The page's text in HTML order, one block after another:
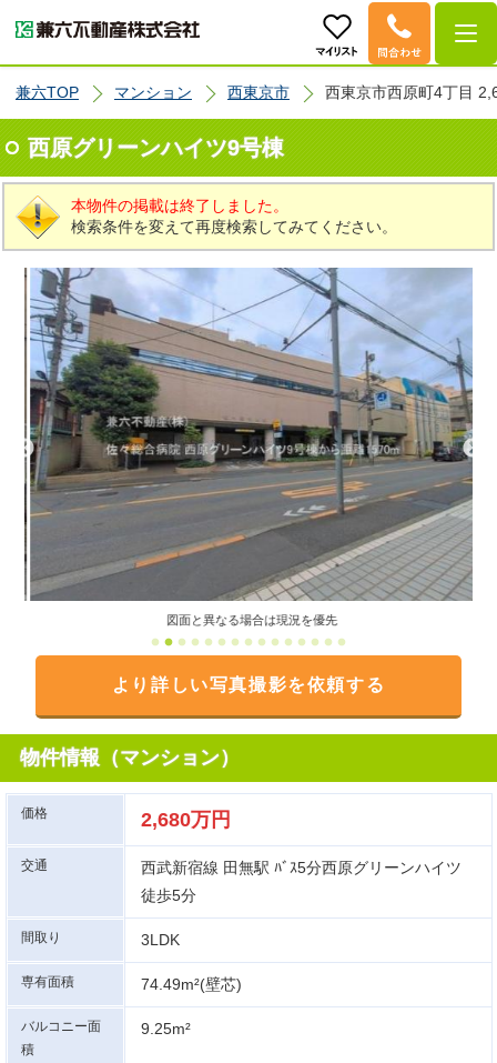
兼六TOP マンション 西東京市 西東京市西原町4丁目
西原グリーンハイツ9号棟
本物件の掲載は終了しました。
検索条件を変えて再度検索してみてください。
図面と異なる場合は現況を優先
より詳しい写真撮影を依頼する
物件情報（マンション）
価格 2,680万円
交通
西武新宿線 田無駅 ﾊﾞｽ5分西原グリーンハイツ
徒歩5分
間取り 3LDK
専有面積 74.49m²(壁芯)
バルコニー面
積
9.25m²